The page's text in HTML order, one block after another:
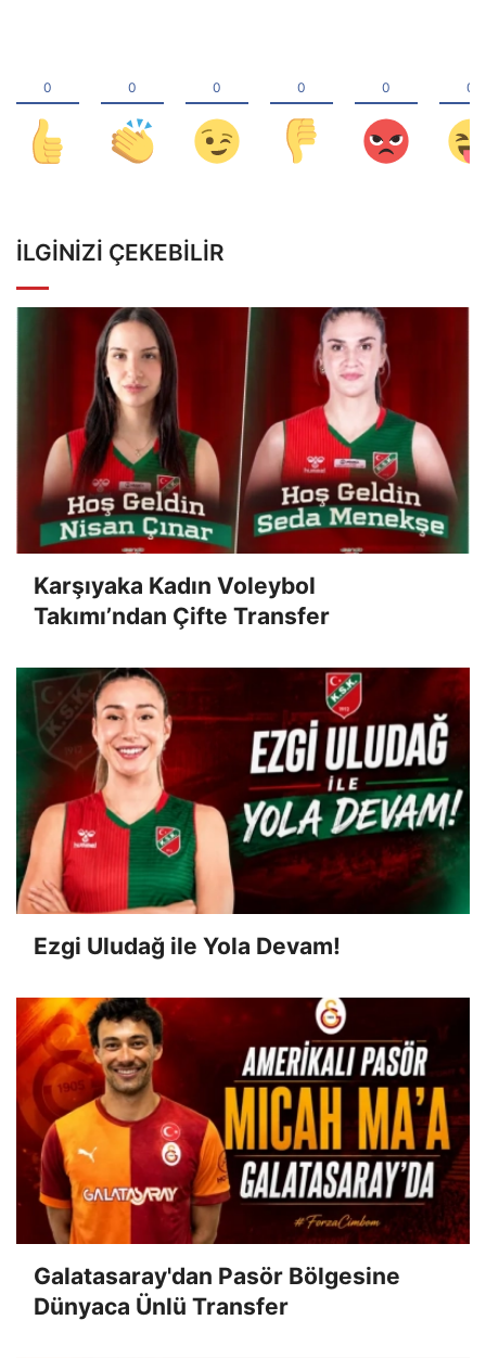
İLGINIZI ÇEKEBILIR
Karşıyaka Kadın Voleybol
Takımı’ndan Çifte Transfer
Ezgi Uludağ ile Yola Devam!
Galatasaray'dan Pasör Bölgesine
Dünyaca Ünlü Transfer